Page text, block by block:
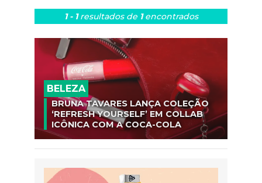
conteúdo
1 - 1resultados de 1encontrados
BELEZA
BRUNA TAVARES LANÇA COLEÇÃO
‘REFRESH YOURSELF’ EM COLLAB
ICÔNICA COM A COCA-COLA